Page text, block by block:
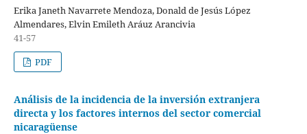
Erika Janeth Navarrete Mendoza, Donald de Jesús López
Almendares, Elvin Emileth Aráuz Arancivia
41-57
PDF
Análisis de la incidencia de la inversión extranjera
directa y los factores internos del sector comercial
nicaragüense